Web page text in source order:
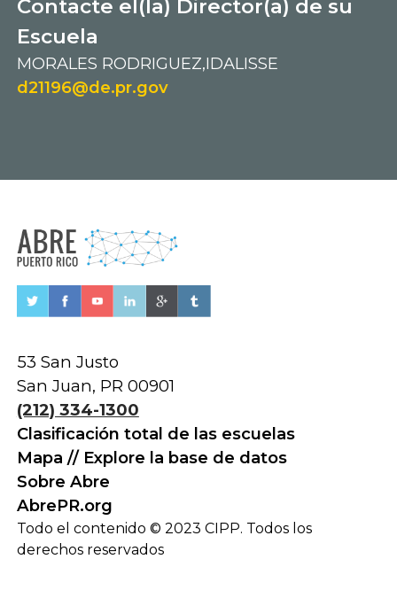
Contacte el(la) Director(a) de su
Escuela
MORALES RODRIGUEZ,IDALISSE
d21196@de.pr.gov
53 San Justo
San Juan, PR 00901
(212) 334-1300
Clasificación total de las escuelas
Mapa // Explore la base de datos
Sobre Abre
AbrePR.org
Todo el contenido © 2023 CIPP. Todos los
derechos reservados